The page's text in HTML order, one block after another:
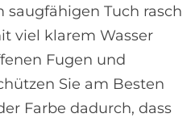
Tuch rasch
viel klarem Wasser
Fugen und
Sie am Besten
Farbe dadurch, dass